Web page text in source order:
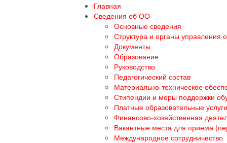
Главная
Сведения об ОО
Основные сведения
Структура и органы управления
Документы
Образование
Руководство
Педагогический состав
Материально-техническое
Стипендии и меры поддержки
Платные образовательные услуги
Финансово-хозяйственная
Вакантные места для приема
Международное сотрудничество